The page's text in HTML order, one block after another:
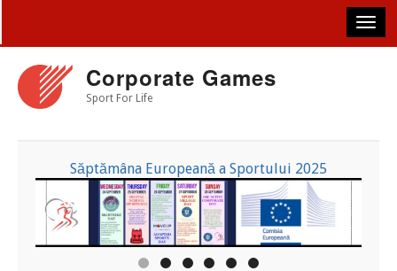
main
content
Corporate Games
Sport For Life
Săptămâna Europeană a Sportului 2025